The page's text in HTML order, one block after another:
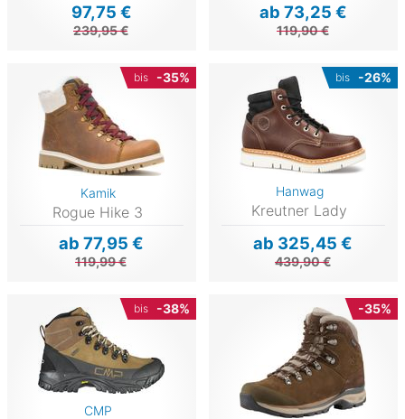
97,75 €
239,95 €
ab 73,25 €
119,90 €
bis -35%
Kamik
Rogue Hike 3
ab 77,95 €
119,99 €
bis -26%
Hanwag
Kreutner Lady
ab 325,45 €
439,90 €
bis -38%
CMP
-35%